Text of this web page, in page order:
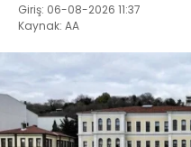
Giriş: 06-08-2026 11:37
Kaynak: AA